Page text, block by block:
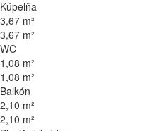
Kúpelňa
3,67 m²
3,67 m²
WC
1,08 m²
1,08 m²
Balkón
2,10 m²
2,10 m²